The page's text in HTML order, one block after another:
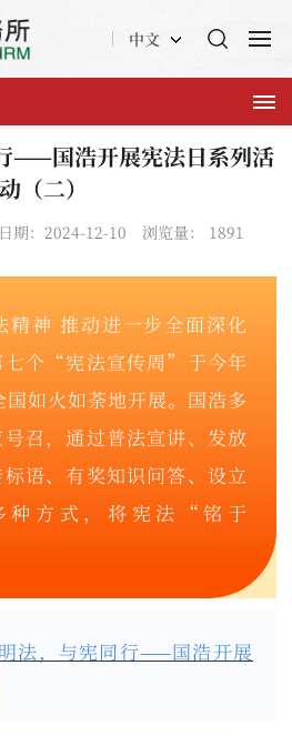
中文
——国浩开展宪法日系列活
动（二）
期：2024-12-10 浏览量： 1891
神 推动进一步全面深化
个“宪法宣传周”于今年
如火如荼地开展。国浩多
召，通过普法宣讲、发放
语、有奖知识问答、设立
种方式，将宪法“铭于
法，与宪同行——国浩开展